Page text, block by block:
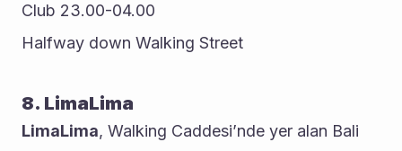
Club 23.00-04.00
Halfway down Walking Street
8. LimaLima
LimaLima, Walking Caddesi’nde yer alan Bali